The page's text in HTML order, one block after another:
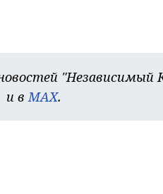
"Независимый
и вMAX.